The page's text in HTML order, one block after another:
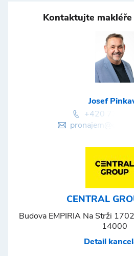
Kontaktujte
Josef
+420 737
CENTRAL
Budova EMPIRIA Na Strži
14000
Detail